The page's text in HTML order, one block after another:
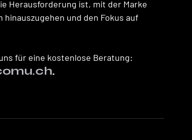
Herausforderung ist, mit der Marke
und den Fokus auf
für eine kostenlose Beratung:
.